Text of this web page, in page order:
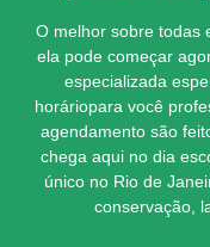
O melhor sobre todas
ela pode começar
especializada
horáriopara você
agendamento são
chega aqui no dia
único no Rio de
conservação,